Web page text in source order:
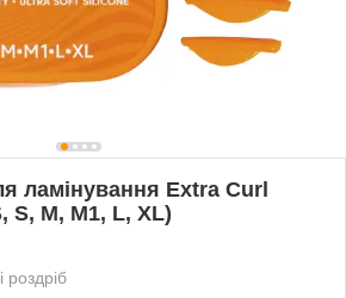
ламінування Extra Curl
S, M, M1, L, XL)
роздріб